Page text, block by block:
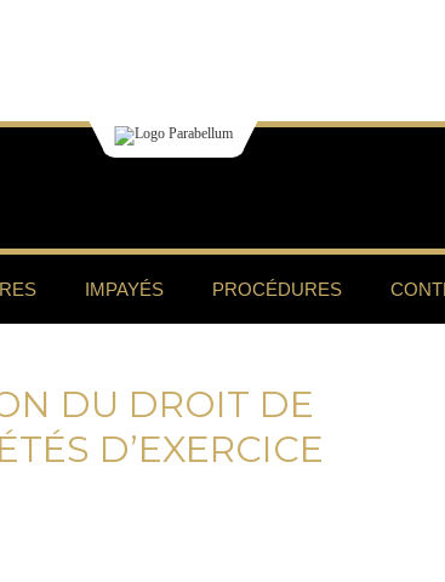
IMPAYÉS PROCÉDURES
DU DROIT DE
D’EXERCICE